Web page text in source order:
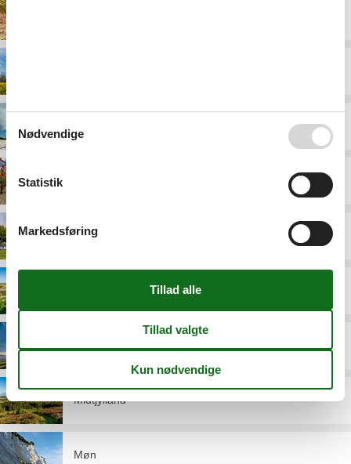
Langeland
Midtjylland
Møn
Nødvendige
Statistik
Markedsføring